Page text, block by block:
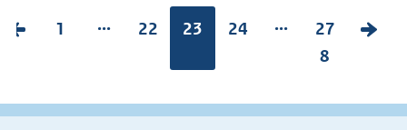
V
i
P
i
1 ...
P
i
22 Pagina:
23
P
i
24 ...
P
a
i
27
8
V
g